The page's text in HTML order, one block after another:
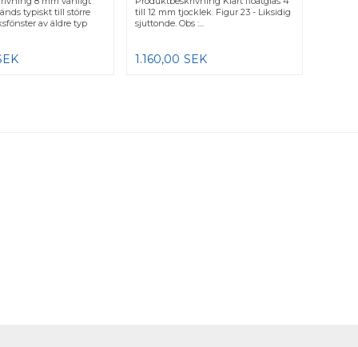
typiskt till större
av äldre typ
till 12 mm tjocklek. Figur 23 - Liksidig
sjuttonde. Obs :...
1.160,00 SEK